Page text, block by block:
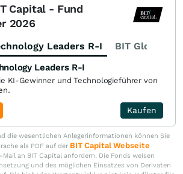
Capital - Fund
2026
Leaders R-I BIT Global
Leaders R-I
KI-Gewinner und Technologieführer von
Kaufen
die wesentlichen Anlegerinformationen können Sie
als PDF auf der BIT Capital Webseite
an BIT Capital anfordern. Die Fonds weisen
und des möglichen Einsatzes von Derivaten